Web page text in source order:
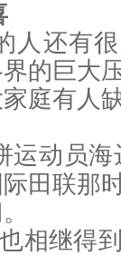
人还有
的巨大
庭有人
运动员海
田联那
相继得